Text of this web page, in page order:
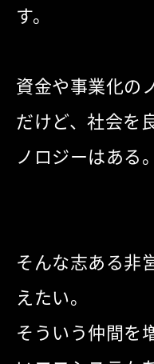
す。
資金や事業化の
だけど、社会を
ノロジーはある。
そんな志ある非
えたい。
そういう仲間を